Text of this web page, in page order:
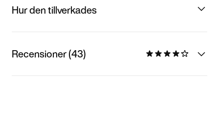
Hur den tillverkades
Recensioner (43)